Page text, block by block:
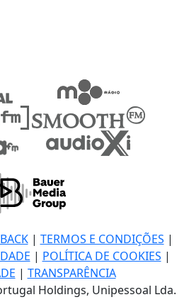
| TERMOS E CONDIÇÕES |
| POLÍTICA DE COOKIES |
| TRANSPARÊNCIA
Holdings, Unipessoal Lda.